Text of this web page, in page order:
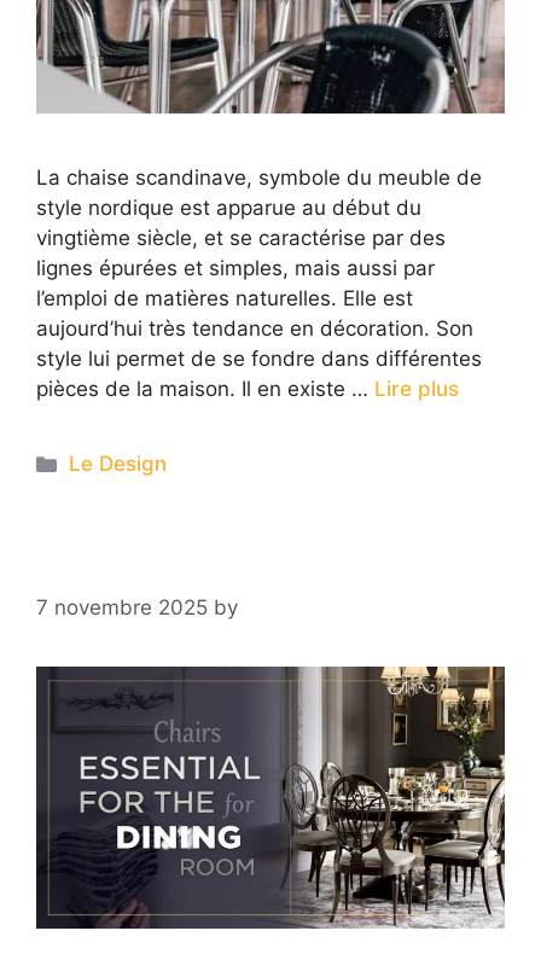
La chaise scandinave, symbole du meuble de
style nordique est apparue au début du
vingtième siècle, et se caractérise par des
lignes épurées et simples, mais aussi par
l’emploi de matières naturelles. Elle est
aujourd’hui très tendance en décoration. Son
style lui permet de se fondre dans différentes
pièces de la maison. Il en existe … Lire plus
Categories
Le Design
7 novembre 2025 by